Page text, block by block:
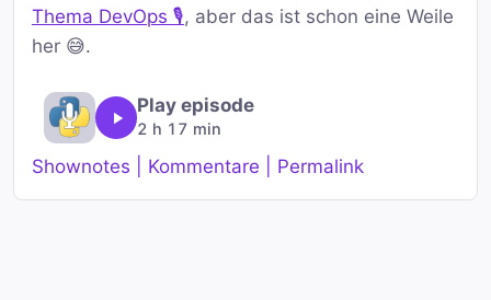
Thema DevOps 🎙️, aber das ist schon eine Weile
her 😅.
Play episode
2 h 17 min
Shownotes | Kommentare | Permalink